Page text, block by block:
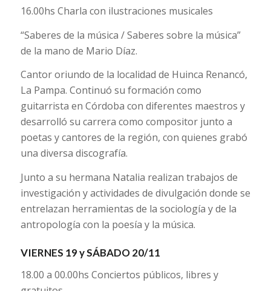
16.00hs Charla con ilustraciones musicales
“Saberes de la música / Saberes sobre la música”
de la mano de Mario Díaz.
Cantor oriundo de la localidad de Huinca Renancó,
La Pampa. Continuó su formación como
guitarrista en Córdoba con diferentes maestros y
desarrolló su carrera como compositor junto a
poetas y cantores de la región, con quienes grabó
una diversa discografía.
Junto a su hermana Natalia realizan trabajos de
investigación y actividades de divulgación donde se
entrelazan herramientas de la sociología y de la
antropología con la poesía y la música.
VIERNES 19 y SÁBADO 20/11
18.00 a 00.00hs Conciertos públicos, libres y